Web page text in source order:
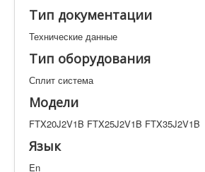
Контакты
Техническая документация
FTX20J2V1B FTX25J2V1B FTX35J2V1B
Искать
Производитель
Тип документации
Технические данные
Тип оборудования
Сплит система
Модели
FTX20J2V1B FTX25J2V1B FTX35J2V1B
Язык
En